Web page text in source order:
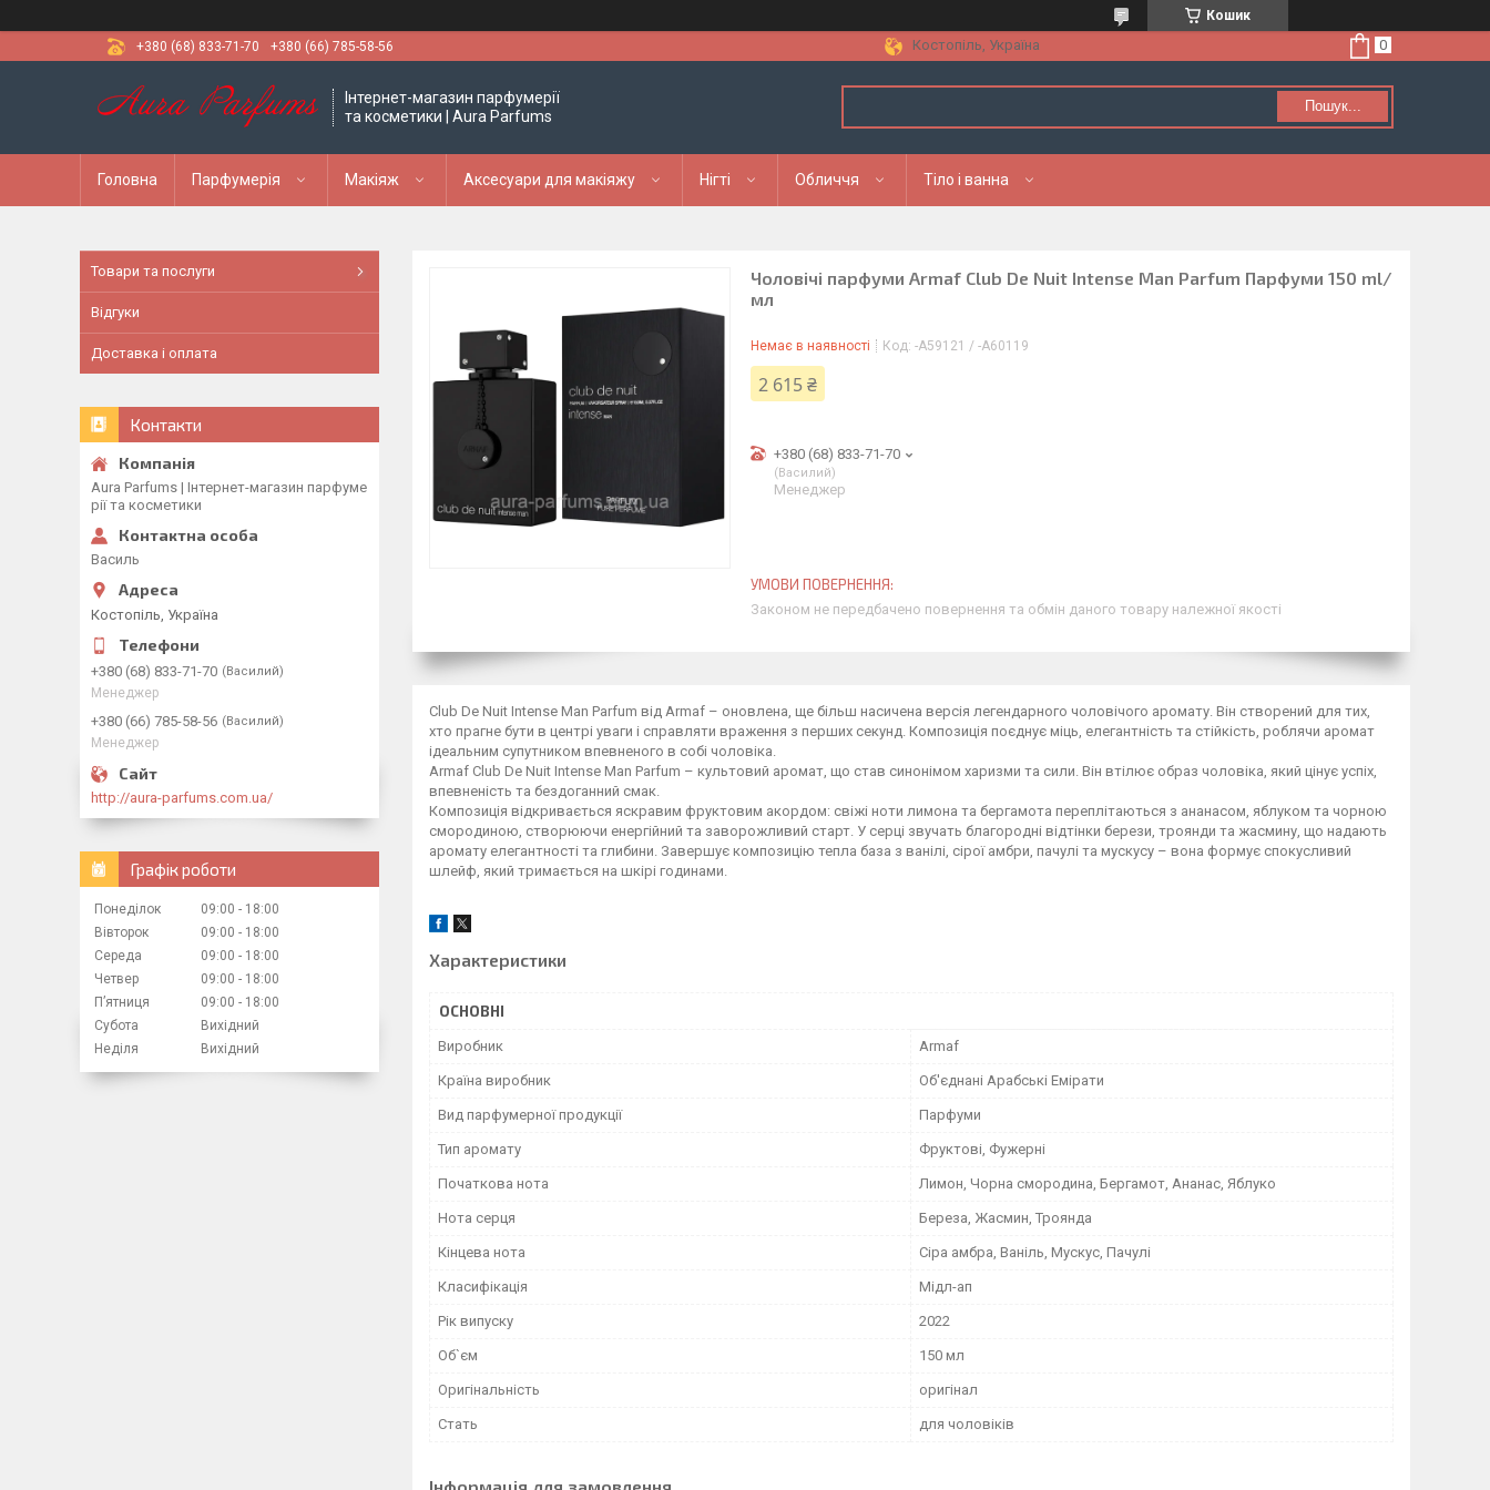
Кошик
+380 (68) 833-71-70
+380 (66) 785-58-56 Костопіль, Україна
Інтернет-магазин парфумерії
та косметики | Aura Parfums
Пошук...
Головна Парфумерія Макіяж Аксесуари для макіяжу Нігті Обличчя Тіло і ванна
Чоловічі парфуми Armaf Club De Nuit Intense Man Parfum Парфуми 150 ml/
мл
Немає в наявності Код: -A59121 / -A60119
2 615 ₴
+380 (68) 833-71-70
Василий
Менеджер
Законом не передбачено повернення та обмін даного товару належної якості
Club De Nuit Intense Man Parfum від Armaf – оновлена, ще більш насичена версія легендарного чоловічого аромату. Він створений для тих,
хто прагне бути в центрі уваги і справляти враження з перших секунд. Композиція поєднує міць, елегантність та стійкість, роблячи аромат
ідеальним супутником впевненого в собі чоловіка.
Armaf Club De Nuit Intense Man Parfum – культовий аромат, що став синонімом харизми та сили. Він втілює образ чоловіка, який цінує успіх,
впевненість та бездоганний смак.
Композиція відкривається яскравим фруктовим акордом: свіжі ноти лимона та бергамота переплітаються з ананасом, яблуком та чорною
смородиною, створюючи енергійний та заворожливий старт. У серці звучать благородні відтінки берези, троянди та жасмину, що надають
аромату елегантності та глибини. Завершує композицію тепла база з ванілі, сірої амбри, пачулі та мускусу – вона формує спокусливий
шлейф, який тримається на шкірі годинами.
Характеристики
ОСНОВНІ
Виробник Armaf
Країна виробник Об'єднані Арабські Емірати
Вид парфумерної продукції Парфуми
Тип аромату Фруктові, Фужерні
Початкова нота Лимон, Чорна смородина, Бергамот, Ананас, Яблуко
Нота серця Береза, Жасмин, Троянда
Кінцева нота Сіра амбра, Ваніль, Мускус, Пачулі
Класифікація Мідл-ап
Рік випуску 2022
Об`єм 150 мл
Оригінальність оригінал
Стать для чоловіків
Інформація для замовлення
Товари та послуги
Відгуки
Доставка і оплата
Контакти
Aura Parfums | Інтернет-магазин парфуме
рії та косметики
Василь
Костопіль, Україна
+380 (68) 833-71-70 Василий
Менеджер
+380 (66) 785-58-56 Василий
Менеджер
http://aura-parfums.com.ua/
Графік роботи
Понеділок 09:00
18:00
Вівторок
09:00
18:00
Середа
09:00
18:00
Четвер
09:00
18:00
Пʼятниця
09:00
18:00
Субота
Вихідний
Неділя
Вихідний